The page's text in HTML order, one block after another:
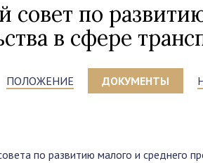
по
в сфере
ПОЛОЖЕНИЕ ДОКУМЕНТЫ
по развитию малого и среднего